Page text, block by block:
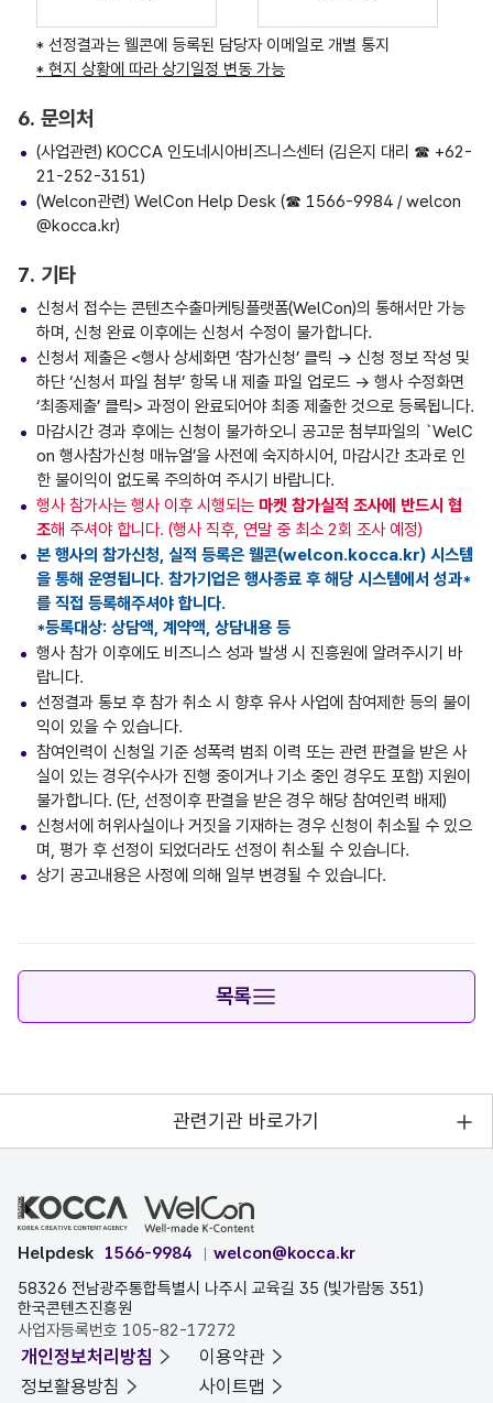
* 선정결과는 웰콘에 등록된 담당자 이메일로 개별 통지
* 현지 상황에 따라 상기일정 변동 가능
6. 문의처
(사업관련) KOCCA 인도네시아비즈니스센터 (김은지 대리 ☎ +62-
21-252-3151)
(Welcon관련) WelCon Help Desk (☎ 1566-9984 / welcon
@kocca.kr)
7. 기타
신청서 접수는 콘텐츠수출마케팅플랫폼(WelCon)의 통해서만 가능
하며, 신청 완료 이후에는 신청서 수정이 불가합니다.
신청서 제출은 <행사 상세화면 ‘참가신청’ 클릭 → 신청 정보 작성 및
하단 ‘신청서 파일 첨부’ 항목 내 제출 파일 업로드 → 행사 수정화면
‘최종제출’ 클릭> 과정이 완료되어야 최종 제출한 것으로 등록됩니다.
마감시간 경과 후에는 신청이 불가하오니 공고문 첨부파일의 `WelC
on 행사참가신청 매뉴얼’을 사전에 숙지하시어, 마감시간 초과로 인
한 불이익이 없도록 주의하여 주시기 바랍니다.
행사 참가사는 행사 이후 시행되는 마켓 참가실적 조사에 반드시 협
조해 주셔야 합니다. (행사 직후, 연말 중 최소 2회 조사 예정)
본 행사의 참가신청, 실적 등록은 웰콘(welcon.kocca.kr) 시스템
을 통해 운영됩니다. 참가기업은 행사종료 후 해당 시스템에서 성과*
를 직접 등록해주셔야 합니다.
*등록대상: 상담액, 계약액, 상담내용 등
행사 참가 이후에도 비즈니스 성과 발생 시 진흥원에 알려주시기 바
랍니다.
선정결과 통보 후 참가 취소 시 향후 유사 사업에 참여제한 등의 불이
익이 있을 수 있습니다.
참여인력이 신청일 기준 성폭력 범죄 이력 또는 관련 판결을 받은 사
실이 있는 경우(수사가 진행 중이거나 기소 중인 경우도 포함) 지원이
불가합니다. (단, 선정이후 판결을 받은 경우 해당 참여인력 배제)
신청서에 허위사실이나 거짓을 기재하는 경우 신청이 취소될 수 있으
며, 평가 후 선정이 되었더라도 선정이 취소될 수 있습니다.
상기 공고내용은 사정에 의해 일부 변경될 수 있습니다.
목록
관련기관 바로가기
Helpdesk 1566-9984
welcon@kocca.kr
58326 전남광주통합특별시 나주시 교육길 35 (빛가람동 351)
한국콘텐츠진흥원
사업자등록번호 105-82-17272
개인정보처리방침
이용약관
정보활용방침
사이트맵